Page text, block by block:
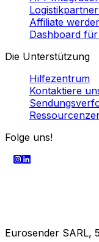
API-
Logistikpartner
Affiliate
Hilfezentrum
Kontaktiere